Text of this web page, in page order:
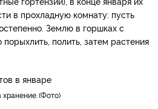
в прохладную комнату: пусть
Землю в горшках с
полить, затем растения
Фото